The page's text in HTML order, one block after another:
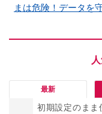
まは危険！データを
最新
初期設定のま